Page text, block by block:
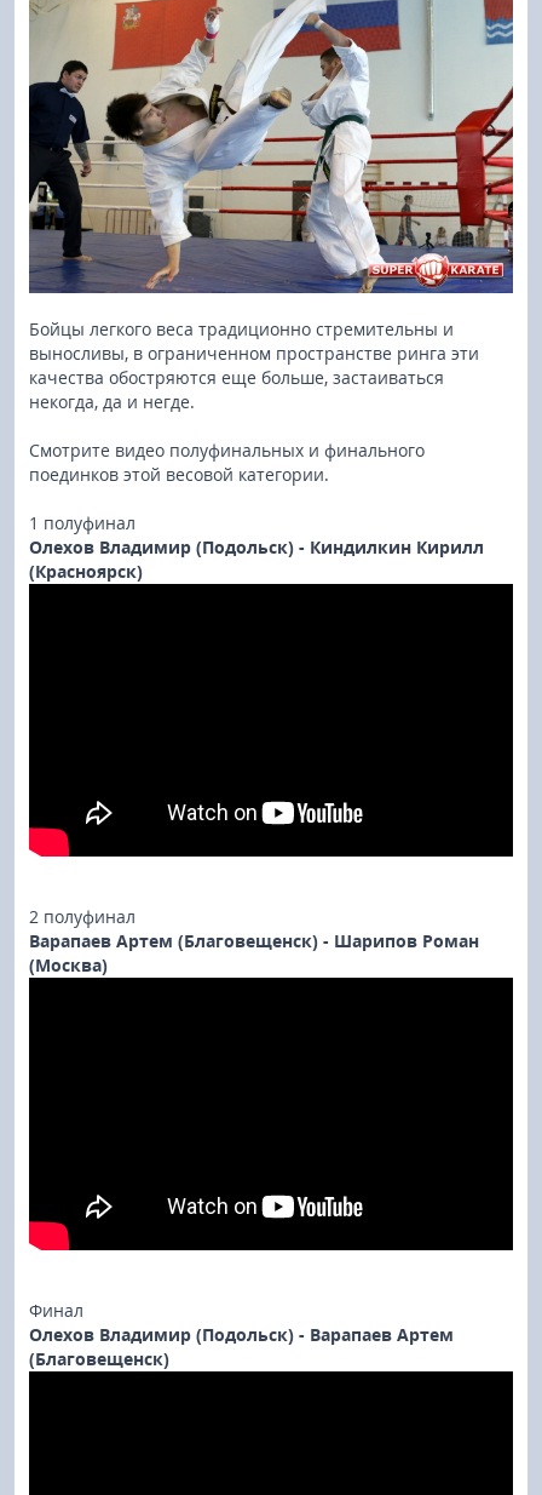
Бойцы легкого веса традиционно стремительны и
выносливы, в ограниченном пространстве ринга эти
качества обостряются еще больше, застаиваться
некогда, да и негде.
Смотрите видео полуфинальных и финального
поединков этой весовой категории.
1 полуфинал
Олехов Владимир (Подольск) - Киндилкин Кирилл
(Красноярск)
2 полуфинал
Варапаев Артем (Благовещенск) - Шарипов Роман
(Москва)
Финал
Олехов Владимир (Подольск) - Варапаев Артем
(Благовещенск)